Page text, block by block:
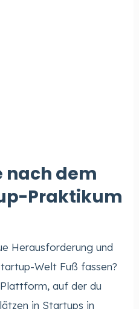
nach dem
Praktikum
Herausforderung und
Welt Fuß fassen?
auf der du
in Startups in